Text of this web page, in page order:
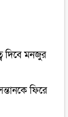
দিবে মনজুর
ফিরে